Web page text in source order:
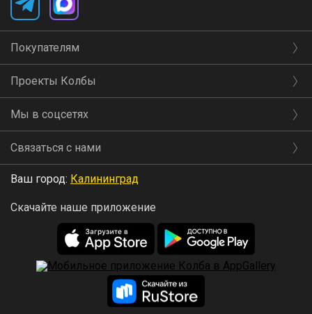
Покупателям
Проекты Колбы
Мы в соцсетях
Связаться с нами
Ваш город: Калининград
Скачайте наше приложение